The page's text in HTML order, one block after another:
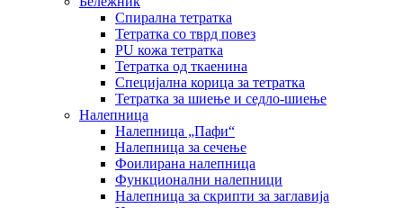
Спирална тетратка
Тетратка со тврд повез
PU кожа тетратка
Тетратка од ткаенина
Специјална корица за тетратка
Тетратка за шиење и седло-шиење
Налепница
Налепница „Пафи“
Налепница за сечење
Фоилирана налепница
Функционални налепници
Налепница за скрипти за заглавија